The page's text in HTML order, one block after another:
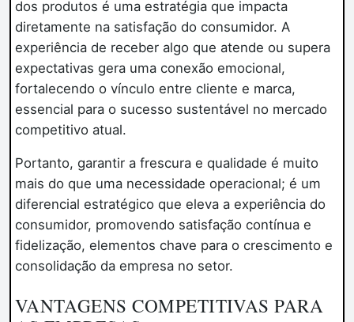
dos produtos é uma estratégia que impacta
diretamente na satisfação do consumidor. A
experiência de receber algo que atende ou supera
expectativas gera uma conexão emocional,
fortalecendo o vínculo entre cliente e marca,
essencial para o sucesso sustentável no mercado
competitivo atual.
Portanto, garantir a frescura e qualidade é muito
mais do que uma necessidade operacional; é um
diferencial estratégico que eleva a experiência do
consumidor, promovendo satisfação contínua e
fidelização, elementos chave para o crescimento e
consolidação da empresa no setor.
VANTAGENS COMPETITIVAS PARA